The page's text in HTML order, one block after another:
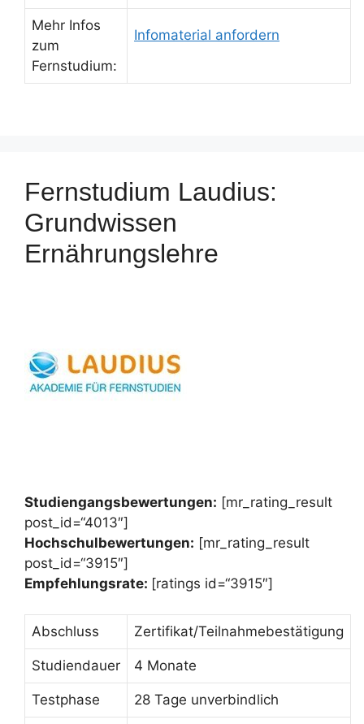
Mehr Infos
zum
Fernstudium:
Infomaterial anfordern
Fernstudium Laudius:
Grundwissen
Ernährungslehre
Studiengangsbewertungen: [mr_rating_result
post_id=“4013″]
Hochschulbewertungen: [mr_rating_result
post_id=“3915″]
Empfehlungsrate: [ratings id=“3915″]
Abschluss Zertifikat/Teilnahmebestätigung
Studiendauer 4 Monate
Testphase 28 Tage unverbindlich